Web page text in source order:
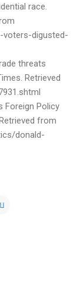
race.
voters-digusted-
threats
Retrieved
Foreign Policy
from
donald-